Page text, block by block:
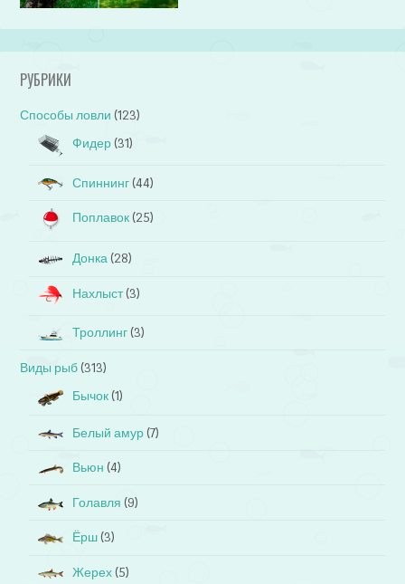
РУБРИКИ
Способы ловли (123)
Фидер (31)
Спиннинг (44)
Поплавок (25)
Донка (28)
Нахлыст(3)
Троллинг (3)
Виды рыб (313)
Бычок (1)
Белый амур (7)
Вьюн (4)
Голавля (9)
Ёрш (3)
Жерех (5)